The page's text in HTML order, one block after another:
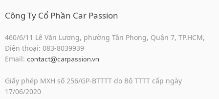
Công Ty Cổ Phần Car Passion
460/6/11 Lê Văn Lương, phường Tân Phong, Quận 7, TP.HCM,
Điện thoại: 083-8039939
Email: contact@carpassion.vn
Giấy phép MXH số 256/GP-BTTTT do Bộ TTTT cấp ngày
17/06/2020